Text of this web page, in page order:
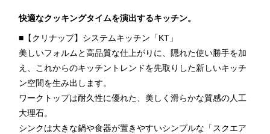
快適なクッキングタイムを演出するキッチン。
■【クリナップ】システムキッチン「KT」
美しいフォルムと高品質な仕上がりに、隠れた使い勝手を加
え、これからのキッチントレンドを先取りした新しいキッチ
ン空間を生み出します。
ワークトップは耐久性に優れた、美しく滑らかな質感の人工
大理石。
シンクは大きな鍋や食器が置きやすいシンプルな「スクエア